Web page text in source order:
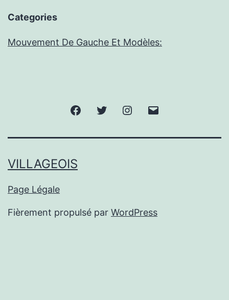
Categories
Mouvement De Gauche Et Modèles:
FacebookTwitter Instagram
VILLAGEOIS
Page Légale
Fièrement propulsé par WordPress